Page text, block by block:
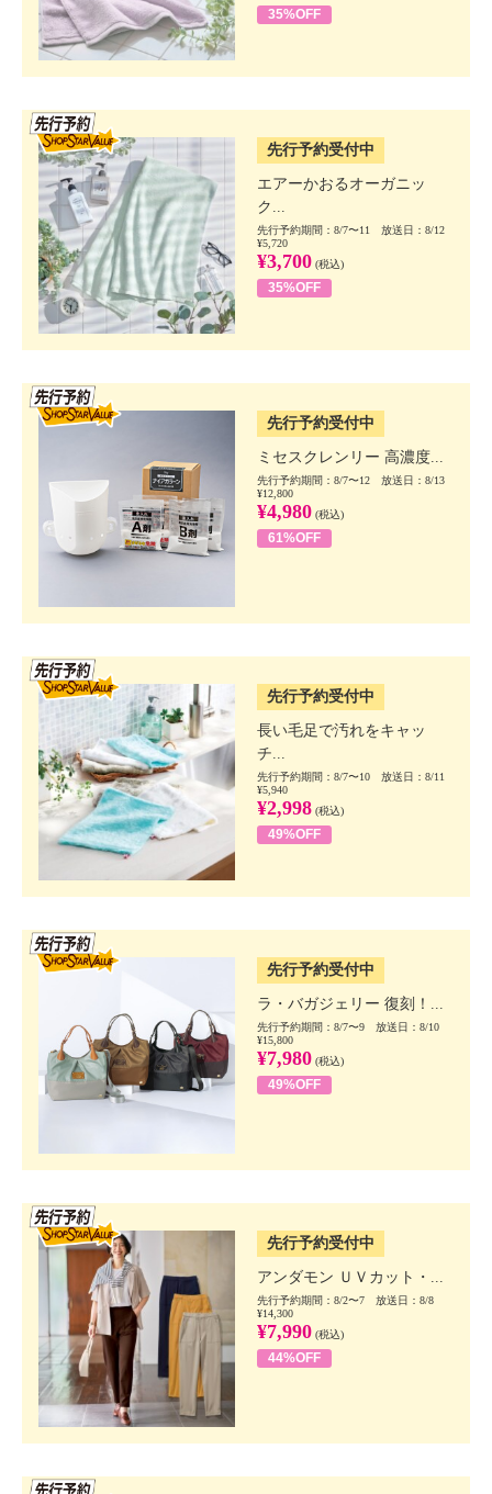
35%OFF
先行予約受付中
エアーかおるオーガニッ
ク...
先行予約期間：8/7〜11 放送日：8/12
¥5,720
¥3,700 (税込)
35%OFF
先行予約受付中
ミセスクレンリー 高濃度...
先行予約期間：8/7〜12 放送日：8/13
¥12,800
¥4,980 (税込)
61%OFF
先行予約受付中
長い毛足で汚れをキャッ
チ...
先行予約期間：8/7〜10 放送日：8/11
¥5,940
¥2,998 (税込)
49%OFF
先行予約受付中
ラ・バガジェリー 復刻！...
先行予約期間：8/7〜9 放送日：8/10
¥15,800
¥7,980 (税込)
49%OFF
先行予約受付中
アンダモン ＵＶカット・...
先行予約期間：8/2〜7 放送日：8/8
¥14,300
¥7,990 (税込)
44%OFF